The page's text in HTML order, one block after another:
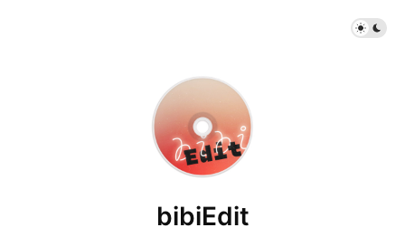
bibiEdit